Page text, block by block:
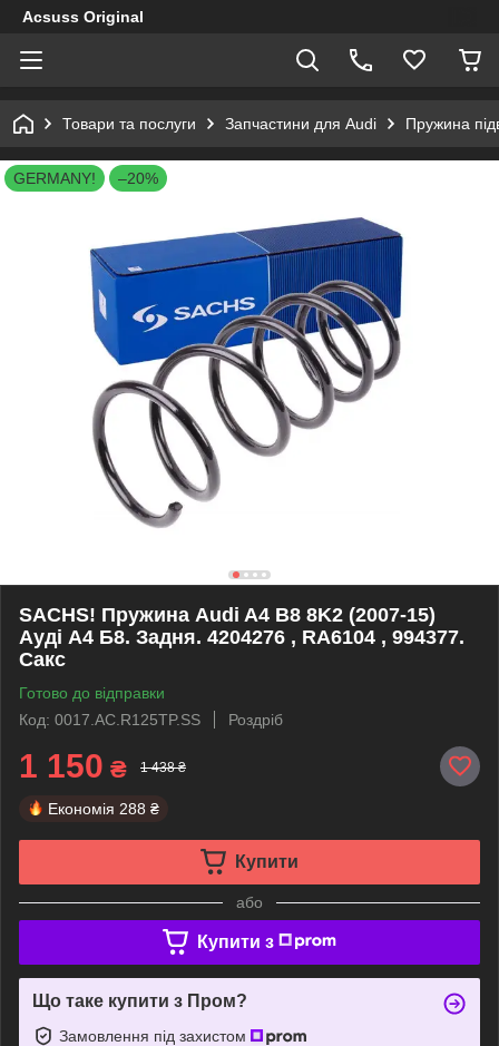
Acsuss Original
Товари та послуги Запчастини для Audi Пружина
GERMANY! –20%
SACHS! Пружина Audi A4 B8 8K2 (2007-15)
Ауді А4 Б8. Задня. 4204276 , RA6104 , 994377.
Сакс
Готово до відправки
Код: 0017.AC.R125TP.SS
Роздріб
1 150 ₴ 1 438 ₴
Економія 288 ₴
Купити
або
Купити з
Що таке купити з Пром?
Замовлення під захистом